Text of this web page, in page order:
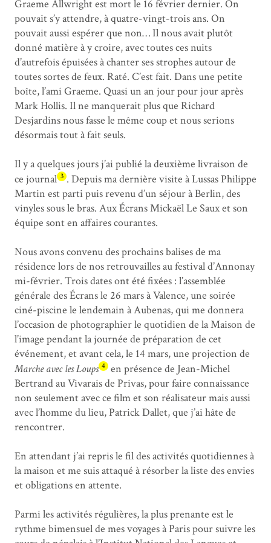
Graeme Allwright est mort le 16 février dernier. On
pouvait s’y attendre, à quatre-vingt-trois ans. On
pouvait aussi espérer que non… Il nous avait plutôt
donné matière à y croire, avec toutes ces nuits
d’autrefois épuisées à chanter ses strophes autour de
toutes sortes de feux. Raté. C’est fait. Dans une petite
boîte, l’ami Graeme. Quasi un an jour pour jour après
Mark Hollis. Il ne manquerait plus que Richard
Desjardins nous fasse le même coup et nous serions
désormais tout à fait seuls.
Il y a quelques jours j’ai publié la deuxième livraison de
ce journal 3 . Depuis ma dernière visite à Lussas Philippe
Martin est parti puis revenu d’un séjour à Berlin, des
vinyles sous le bras. Aux Écrans Mickaël Le Saux et son
équipe sont en affaires courantes.
Nous avons convenu des prochains balises de ma
résidence lors de nos retrouvailles au festival d’Annonay
mi-février. Trois dates ont été fixées : l’assemblée
générale des Écrans le 26 mars à Valence, une soirée
ciné-piscine le lendemain à Aubenas, qui me donnera
l’occasion de photographier le quotidien de la Maison de
l’image pendant la journée de préparation de cet
événement, et avant cela, le 14 mars, une projection de
Marche avec les Loups 4 en présence de Jean-Michel
Bertrand au Vivarais de Privas, pour faire connaissance
non seulement avec ce film et son réalisateur mais aussi
avec l’homme du lieu, Patrick Dallet, que j’ai hâte de
rencontrer.
En attendant j’ai repris le fil des activités quotidiennes à
la maison et me suis attaqué à résorber la liste des envies
et obligations en attente.
Parmi les activités régulières, la plus prenante est le
rythme bimensuel de mes voyages à Paris pour suivre les